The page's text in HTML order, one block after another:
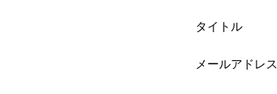
タイトル
メールアドレス